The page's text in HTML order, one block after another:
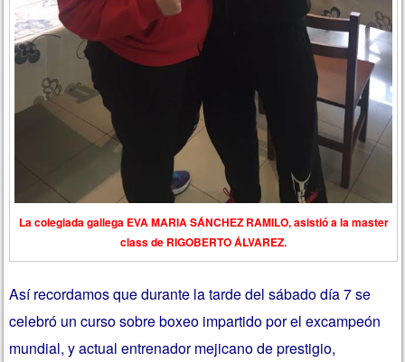
La colegiada gallega EVA MARIA SÁNCHEZ RAMILO, asistió a la master
class de RIGOBERTO ÁLVAREZ.
Así recordamos que durante la tarde del sábado día 7 se
celebró un curso sobre boxeo impartido por el excampeón
mundial, y actual entrenador mejicano de prestigio,